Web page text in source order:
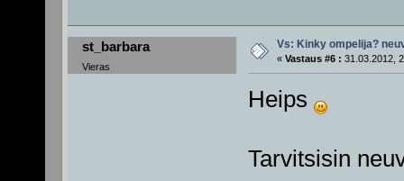
st_barbara
Vieras
Vs: Kinky ompelija?
« Vastaus #6 : 31.03.2012,
Heips
Tarvitsisin